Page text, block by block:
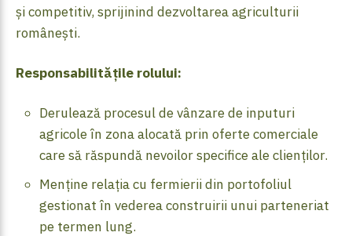
și competitiv, sprijinind dezvoltarea agriculturii
românești.
Responsabilitățile rolului:
Derulează procesul de vânzare de inputuri
agricole în zona alocată prin oferte comerciale
care să răspundă nevoilor specifice ale clienților.
Menține relația cu fermierii din portofoliul
gestionat în vederea construirii unui parteneriat
pe termen lung.